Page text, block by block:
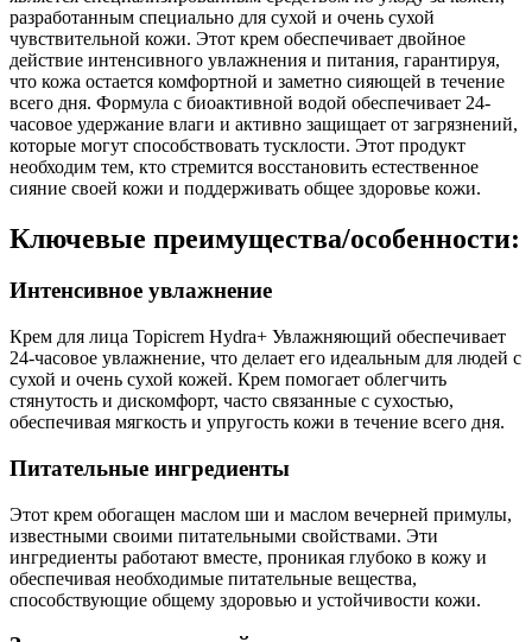
разработанным специально для сухой и очень сухой
чувствительной кожи. Этот крем обеспечивает двойное
действие интенсивного увлажнения и питания, гарантируя,
что кожа остается комфортной и заметно сияющей в течение
всего дня. Формула с биоактивной водой обеспечивает 24-
часовое удержание влаги и активно защищает от загрязнений,
которые могут способствовать тусклости. Этот продукт
необходим тем, кто стремится восстановить естественное
сияние своей кожи и поддерживать общее здоровье кожи.
Ключевые преимущества/особенности:
Интенсивное увлажнение
Крем для лица Topicrem Hydra+ Увлажняющий обеспечивает
24-часовое увлажнение, что делает его идеальным для людей с
сухой и очень сухой кожей. Крем помогает облегчить
стянутость и дискомфорт, часто связанные с сухостью,
обеспечивая мягкость и упругость кожи в течение всего дня.
Питательные ингредиенты
Этот крем обогащен маслом ши и маслом вечерней примулы,
известными своими питательными свойствами. Эти
ингредиенты работают вместе, проникая глубоко в кожу и
обеспечивая необходимые питательные вещества,
способствующие общему здоровью и устойчивости кожи.